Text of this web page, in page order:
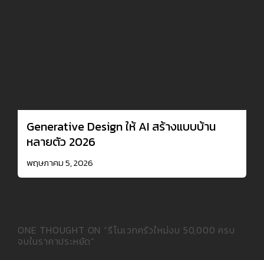
Generative Design ให้ AI สร้างแบบบ้าน
หลายตัว 2026
พฤษภาคม 5, 2026
ONE THOUGHT ON “รีโนเวทครัวใหม่งบ 50,000 ครบ
จบในราคาประหยัด”